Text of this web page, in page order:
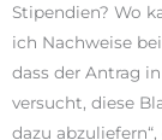
Stipendien? Wo
ich Nachweise
dass der Antrag
versucht, diese
dazu